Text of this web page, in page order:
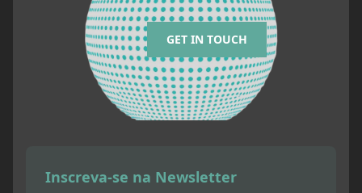
GET IN TOUCH
Inscreva-se na Newsletter